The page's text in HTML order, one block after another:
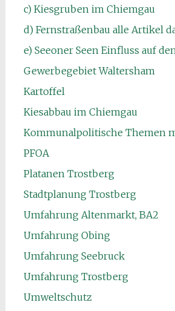
c) Kiesgruben im Chiemgau
d) Fernstraßenbau alle Artikel
e) Seeoner Seen Einfluss auf
Gewerbegebiet Waltersham
Kartoffel
Kiesabbau im Chiemgau
Kommunalpolitische Themen
PFOA
Platanen Trostberg
Stadtplanung Trostberg
Umfahrung Altenmarkt, BA2
Umfahrung Obing
Umfahrung Seebruck
Umfahrung Trostberg
Umweltschutz